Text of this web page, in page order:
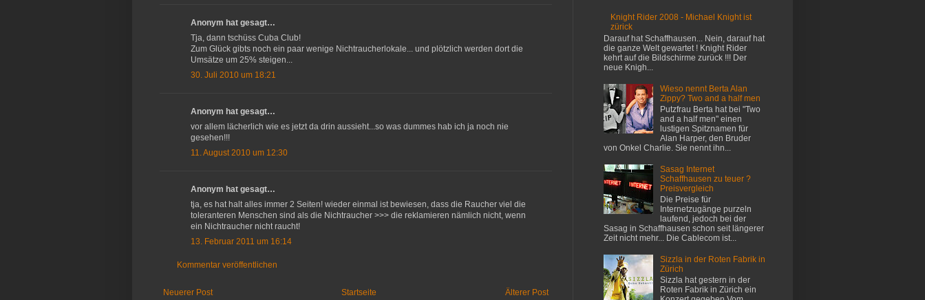
Anonym hat gesagt…
Tja, dann tschüss Cuba Club!
Zum Glück gibts noch ein paar wenige Nichtraucherlokale... und plötzlich werden dort die
Umsätze um 25% steigen...
30. Juli 2010 um 18:21
Anonym hat gesagt…
vor allem lächerlich wie es jetzt da drin aussieht...so was dummes hab ich ja noch nie
gesehen!!!
11. August 2010 um 12:30
Anonym hat gesagt…
tja, es hat halt alles immer 2 Seiten! wieder einmal ist bewiesen, dass die Raucher viel die
toleranteren Menschen sind als die Nichtraucher >>> die reklamieren nämlich nicht, wenn
ein Nichtraucher nicht raucht!
13. Februar 2011 um 16:14
Kommentar veröffentlichen
Neuerer Post Älterer Post
Startseite
Knight Rider 2008 - Michael Knight ist
zürick
Darauf hat Schaffhausen... Nein, darauf hat
die ganze Welt gewartet ! Knight Rider
kehrt auf die Bildschirme zurück !!! Der
neue Knigh...
Wieso nennt Berta Alan
Zippy? Two and a half men
Putzfrau Berta hat bei "Two
and a half men" einen
lustigen Spitznamen für
Alan Harper, den Bruder
von Onkel Charlie. Sie nennt ihn...
Sasag Internet
Schaffhausen zu teuer ?
Preisvergleich
Die Preise für
Internetzugänge purzeln
laufend, jedoch bei der
Sasag in Schaffhausen schon seit längerer
Zeit nicht mehr... Die Cablecom ist...
Sizzla in der Roten Fabrik in
Zürich
Sizzla hat gestern in der
Roten Fabrik in Zürich ein